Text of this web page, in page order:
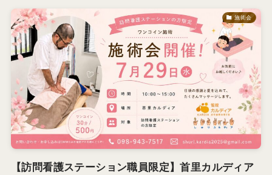
施術会
【訪問看護ステーション職員限定】首里カルディア